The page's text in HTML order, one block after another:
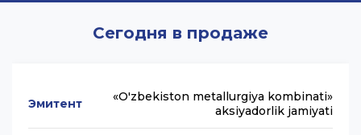
Сегодня в продаже
Эмитент
«O'zbekiston metallurgiya kombinati»
aksiyadorlik jamiyati